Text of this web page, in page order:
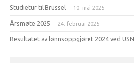
Studietur til Brüssel 10. mai 2025
Årsmøte 2025 24. februar 2025
Resultatet av lønnsoppgjøret 2024 ved USN